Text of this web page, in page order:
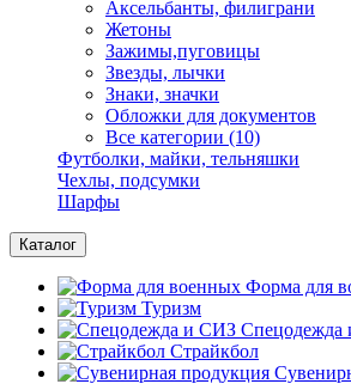
Аксельбанты, филиграни
Жетоны
Зажимы,пуговицы
Звезды, лычки
Знаки, значки
Обложки для документов
Все категории (10)
Футболки, майки, тельняшки
Чехлы, подсумки
Шарфы
Каталог
Форма для
Туризм
Страйкбол